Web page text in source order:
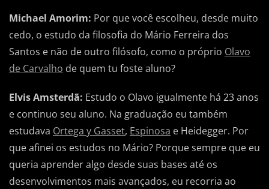
Michael Amorim: Por que você escolheu, desde muito
cedo, o estudo da filosofia do Mário Ferreira dos
Santos e não de outro filósofo, como o próprio Olavo
de Carvalho de quem tu foste aluno?
Elvis Amsterdã: Estudo o Olavo igualmente há 23 anos
e continuo seu aluno. Na graduação eu também
estudava Ortega y Gasset, Espinosa e Heidegger. Por
que afinei os estudos no Mário? Porque sempre que eu
queria aprender algo desde suas bases até os
desenvolvimentos mais avançados, eu recorria ao